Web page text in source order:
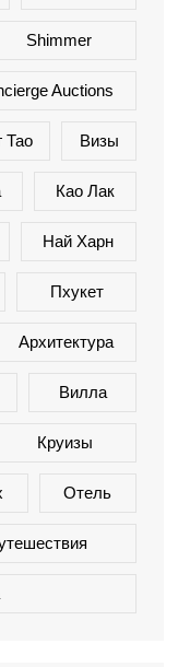
Shimmer
Auctions
Тао Визы
Као Лак
Най Харн
Пхукет
Архитектура
Вилла
Круизы
Отель